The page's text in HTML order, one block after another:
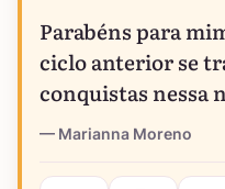
Parabéns para
ciclo anterior se
conquistas nessa
Marianna Moreno